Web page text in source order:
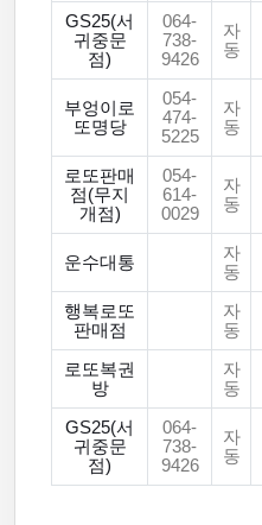
GS25(서
귀중문
점)
064-
738-
9426
자
동
부엉이로
또명당
054-
474-
5225
자
동
로또판매
점(무지
개점)
054-
614-
0029
자
동
운수대통
자
동
행복로또
판매점
자
동
로또복권
방
자
동
GS25(서
귀중문
점)
064-
738-
9426
자
동